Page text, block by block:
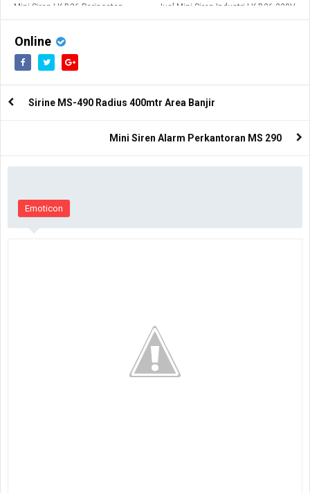
Mini Siren LK B36 Peringatan
Jual Mini Siren Industri LK B36 220V
Online
Sirine MS-490 Radius 400mtr Area Banjir
Mini Siren Alarm Perkantoran MS 290
Emoticon